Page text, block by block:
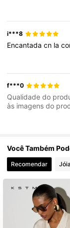
i***8
Encantadacn la
f***0
Qualidade do
às imagens do
Você Também
Recomendar